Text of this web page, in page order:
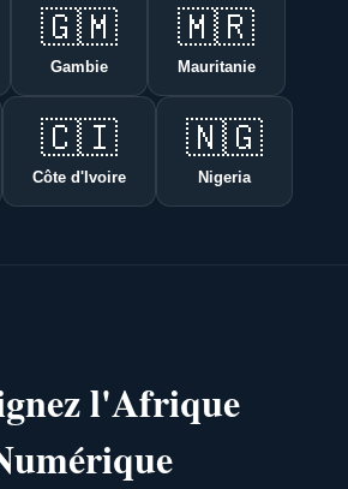
🇬🇲
Gambie
🇲🇷
Mauritanie
🇨🇮
Côte d'Ivoire
🇳🇬
Nigeria
l'Afrique